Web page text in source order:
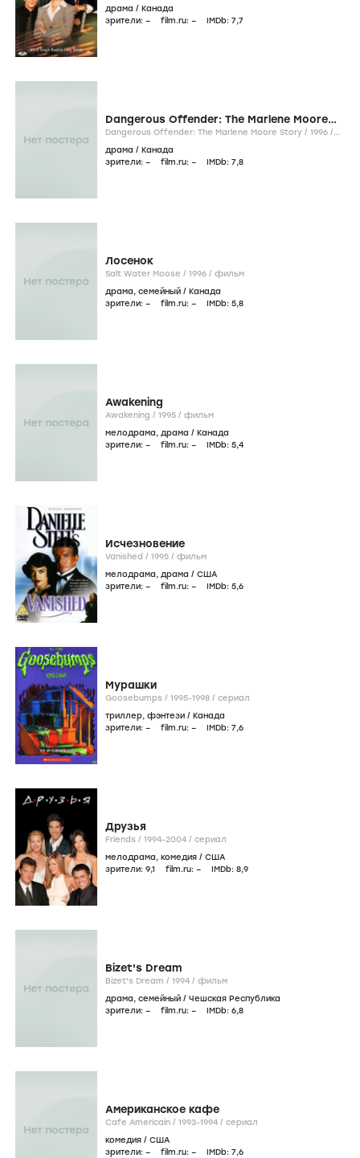
драма / Канада
зрители: – film.ru: – IMDb: 7,7
Dangerous Offender: The Marlene Moore
Story
Dangerous Offender: The Marlene Moore Story / 1996 /
драма / Канада
зрители: – film.ru: – IMDb: 7,8
Лосенок
Salt Water Moose / 1996 / фильм
драма, семейный / Канада
зрители: – film.ru: – IMDb: 5,8
Awakening
Awakening / 1995 / фильм
мелодрама, драма / Канада
зрители: – film.ru: – IMDb: 5,4
Исчезновение
Vanished / 1995 / фильм
мелодрама, драма / США
зрители: – film.ru: – IMDb: 5,6
Мурашки
Goosebumps / 1995-1998 / сериал
триллер, фэнтези / Канада
зрители: – film.ru: – IMDb: 7,6
Друзья
Friends / 1994-2004 / сериал
мелодрама, комедия / США
зрители: 9,1 film.ru: – IMDb: 8,9
Bizet's Dream
Bizet's Dream / 1994 / фильм
драма, семейный / Чешская Республика
зрители: – film.ru: – IMDb: 6,8
Американское кафе
Cafe Americain / 1993-1994 / сериал
комедия / США
зрители: – film.ru: – IMDb: 7,6